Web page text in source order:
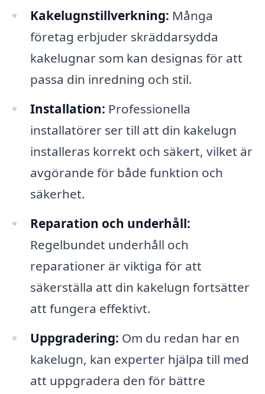
Kakelugnstillverkning: Många
företag erbjuder skräddarsydda
kakelugnar som kan designas för att
passa din inredning och stil.
Installation: Professionella
installatörer ser till att din kakelugn
installeras korrekt och säkert, vilket är
avgörande för både funktion och
säkerhet.
Reparation och underhåll:
Regelbundet underhåll och
reparationer är viktiga för att
säkerställa att din kakelugn fortsätter
att fungera effektivt.
Uppgradering: Om du redan har en
kakelugn, kan experter hjälpa till med
att uppgradera den för bättre